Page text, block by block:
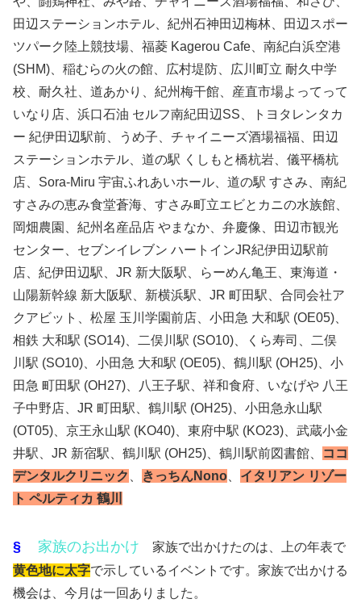
田辺ステーションホテル、紀州石神田辺梅林、田辺スポー
ツパーク陸上競技場、福菱 Kagerou Cafe、南紀白浜空港
(SHM)、稲むらの火の館、広村堤防、広川町立 耐久中学
校、耐久社、道あかり、紀州梅干館、産直市場よってって
いなり店、浜口石油 セルフ南紀田辺SS、トヨタレンタカ
ー 紀伊田辺駅前、うめ子、チャイニーズ酒場福福、田辺
ステーションホテル、道の駅 くしもと橋杭岩、儀平橋杭
店、Sora-Miru 宇宙ふれあいホール、道の駅 すさみ、南紀
すさみの恵み食堂蒼海、すさみ町立エビとカニの水族館、
岡畑農園、紀州名産品店 やまなか、弁慶像、田辺市観光
センター、セブンイレブン ハートインJR紀伊田辺駅前
店、紀伊田辺駅、JR 新大阪駅、らーめん亀王、東海道・
山陽新幹線 新大阪駅、新横浜駅、JR 町田駅、合同会社ア
クアビット、松屋 玉川学園前店、小田急 大和駅 (OE05)、
相鉄 大和駅 (SO14)、二俣川駅 (SO10)、くら寿司、二俣
川駅 (SO10)、小田急 大和駅 (OE05)、鶴川駅 (OH25)、小
田急 町田駅 (OH27)、八王子駅、祥和食府、いなげや 八王
子中野店、JR 町田駅、鶴川駅 (OH25)、小田急永山駅
(OT05)、京王永山駅 (KO40)、東府中駅 (KO23)、武蔵小金
井駅、JR 新宿駅、鶴川駅 (OH25)、鶴川駅前図書館、
ココ
デンタルクリニック
きっちんNono
イタリアン リゾー
ト ペルティカ 鶴川
§ 家族のお出かけ 家族で出かけたのは、上の年表で
黄色地に太字で示しているイベントです。家族で出かける
機会は、今月は一回ありました。